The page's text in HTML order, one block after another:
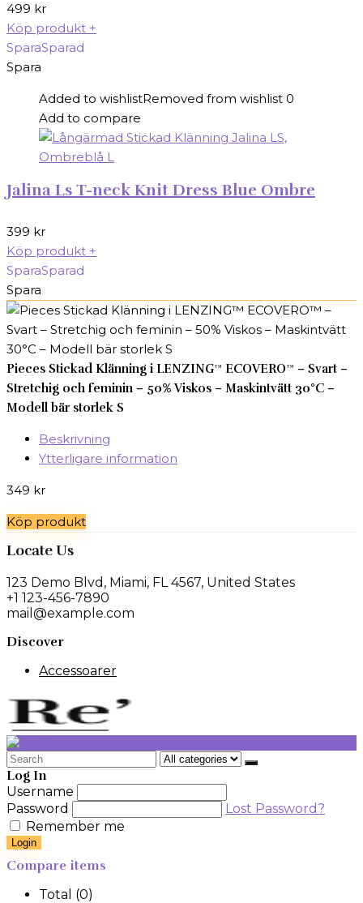
499 kr
Köp produkt +
SparaSparad
Spara
Added to wishlistRemoved from wishlist 0
Add to compare
Jalina Ls T-neck Knit Dress Blue Ombre
399 kr
Köp produkt +
SparaSparad
Spara
Pieces Stickad Klänning i LENZING™ ECOVERO™ – Svart –
Stretchig och feminin – 50% Viskos – Maskintvätt 30°C –
Modell bär storlek S
Beskrivning
Ytterligare information
349 kr
Köp produkt
Locate Us
123 Demo Blvd, Miami, FL 4567, United States
+1 123-456-7890
mail@example.com
Discover
Accessoarer
Search
for:
Log In
Username
Password
Lost Password?
Remember me
Login
Compare items
Total (0)